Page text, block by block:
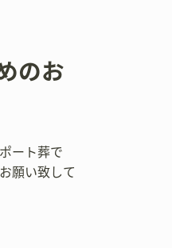
のお
ート葬で
願い致して